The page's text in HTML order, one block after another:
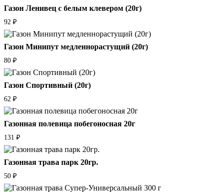
Газон Ленивец с белым клевером (20г)
92 ₽
Газон Минипут медленнорастущий (20г)
80 ₽
Газон Спортивный (20г)
62 ₽
Газонная полевица побегоносная 20г
131 ₽
Газонная трава парк 20гр.
50 ₽